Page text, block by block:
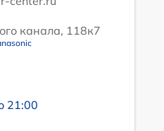
канала, 118к7
21:00